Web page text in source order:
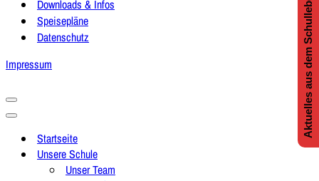
Downloads & Infos
Speisepläne
Datenschutz
Impressum
Navigationsmenü
Navigationsmenü
Startseite
Unsere Schule
Unser Team
Aktuelles aus dem Schulleben